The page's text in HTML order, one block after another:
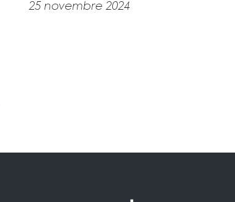
25 novembre 2024